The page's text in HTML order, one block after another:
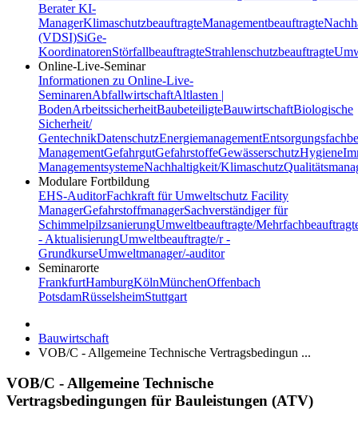
BeraterKI-
ManagerKlimaschutzbeauftragteManagementbeauftragte
(VDSI)SiGe-
KoordinatorenStörfallbeauftragteStrahlenschutzbeauftragte
Online-Live-Seminar
Informationen zu Online-Live-
SeminarenAbfallwirtschaftAltlasten |
BodenArbeitssicherheitBaubeteiligteBauwirtschaftBiologische
Sicherheit/
GentechnikDatenschutzEnergiemanagement
ManagementGefahrgutGefahrstoffeGewässerschutzHygiene
ManagementsystemeNachhaltigkeit/Klimaschutz
Modulare Fortbildung
EHS-AuditorFachkraft für Umweltschutz Facility
ManagerGefahrstoffmanagerSachverständiger für
SchimmelpilzsanierungUmweltbeauftragte/
- AktualisierungUmweltbeauftragte/r -
GrundkurseUmweltmanager/-auditor
Seminarorte
FrankfurtHamburgKölnMünchenOffenbach
PotsdamRüsselsheimStuttgart
Bauwirtschaft
VOB/C - Allgemeine Technische Vertragsbedingun ...
VOB/C - Allgemeine Technische
Vertragsbedingungen für Bauleistungen (ATV)